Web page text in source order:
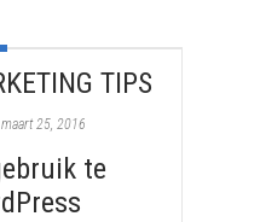
TIPS
maart 25, 2016
te